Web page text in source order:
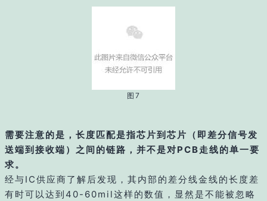
图7
需要注意的是，长度匹配是指芯片到芯片（即差分信号发
送端到接收端）之间的链路，并不是对PCB走线的单一要
求。
经与IC供应商了解后发现，其内部的差分线金线的长度差
有时可以达到40-60mil这样的数值，显然是不能被忽略